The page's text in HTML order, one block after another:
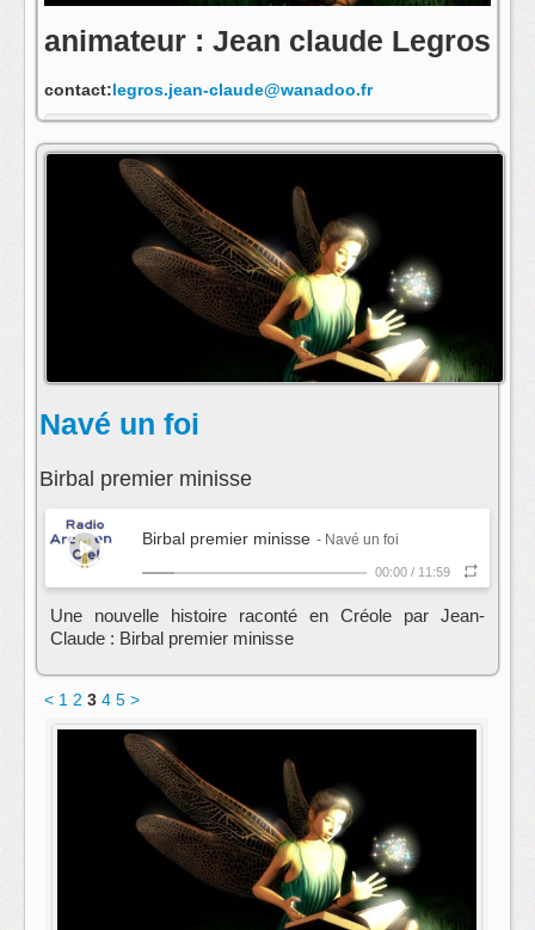
animateur : Jean claude Legros
contact:legros.jean-claude@wanadoo.fr
s'abonner au fil rss de cette emission:
Navé un foi
Birbal premier minisse
Birbal premier minisse - Navé un foi
00:00 / 11:59
Une nouvelle histoire raconté en Créole par Jean-
Claude : Birbal premier minisse
< 1 2 3 4 5 >